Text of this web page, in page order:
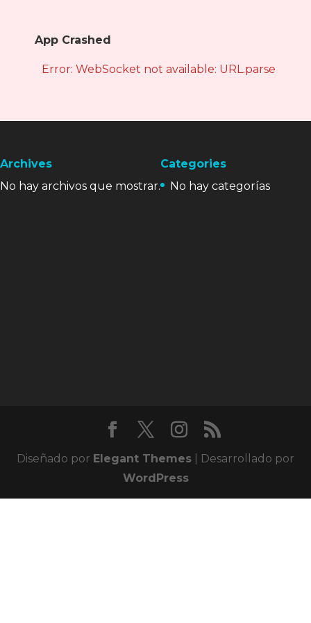
App Crashed
Error: WebSocket not available: URL.parse is
Archives
No hay archivos que mostrar.
Categories
No hay categorías
Diseñado por Elegant Themes | Desarrollado por
WordPress